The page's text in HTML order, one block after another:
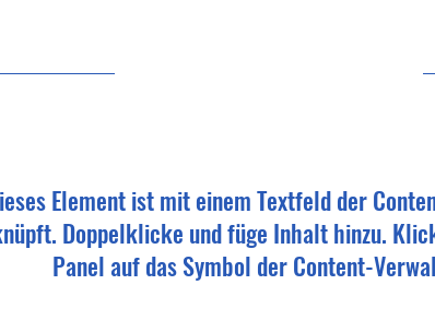
Element ist mit einem Textfeld der
Doppelklicke und füge Inhalt hinzu.
Panel auf das Symbol der Content-